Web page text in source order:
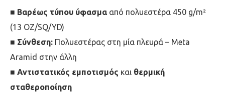
■ Βαρέως τύπου ύφασμααπό πολυεστέρα 450 g/m²
(13 OZ/SQ/YD)
■ Σύνθεση: Πολυεστέρας στη μία πλευρά – Meta
Aramid στην άλλη
■ Αντιστατικός εμποτισμός και θερμική
σταθεροποίηση